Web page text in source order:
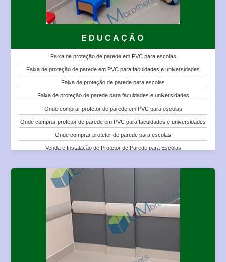
Placa de proteção de parede para empresas
Placa de proteção de parede para cadeiras
Placa de proteção de parede em PVC para empresas
Protetor de Parede em PVC para Escritórios
Protetor de Parede para Cadeiras
Protetor de Parede para Empresas
Protetor de Parede para Escritórios
Protetor de Parede Tipo Corrimão em PVC para Empresas
Protetor de Parede Tipo Corrimão em PVC para Escritórios
Protetor de Parede Tipo Corrimão para Cadeiras
Protetor de Parede Tipo Corrimão para Empresas
Venda e Instalação de Protetor de Parede em PVC para Escritórios
Venda e Instalação de Protetor de Parede para Cadeiras
Venda e Instalação de Protetor de Parede para Empresas
Placa de Proteção de Parede em PVC para Escritórios
Venda e Instalação de Protetor de Parede para Escritórios
EDUCAÇÃO
Faixa de proteção de parede em PVC para escolas
Faixa de proteção de parede em PVC para faculdades e universidades
Faixa de proteção de parede para escolas
Faixa de proteção de parede para faculdades e universidades
Onde comprar protetor de parede em PVC para escolas
Onde comprar protetor de parede em PVC para faculdades e universidades
Onde comprar protetor de parede para escolas
Venda e Instalação de Protetor de Parede para Escolas
Venda e Instalação de Protetor de Parede em PVC para Escolas
Venda e Instalação de Protetor de Parede em PVC para Faculdades e
Preço de Protetor de Parede para Escolas
Preço de Protetor de Parede para Faculdades e Universidades
Preço de Protetor de Parede em PVC para Faculdades e Universidades
Protetor de Parede para Escolas